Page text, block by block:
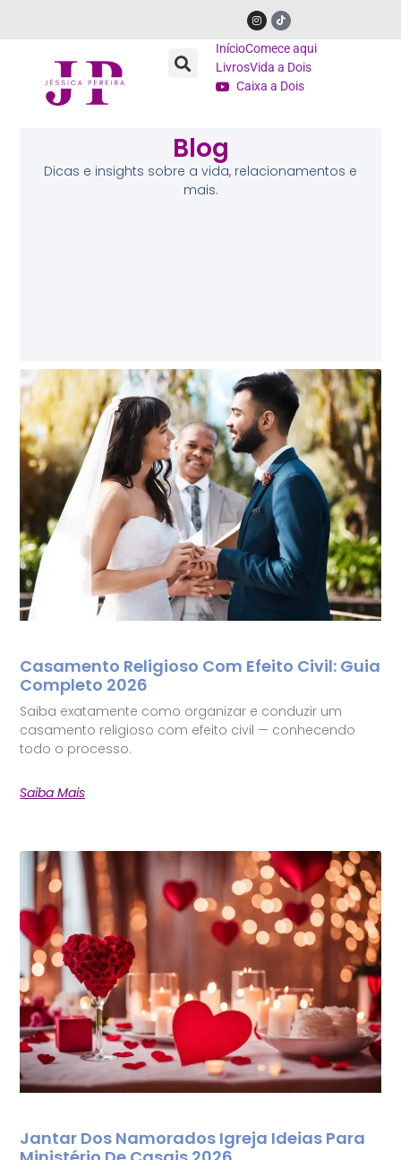
InícioComece aqui
LivrosVida a Dois
Caixa a Dois
Blog
Dicas e insights sobre a vida, relacionamentos e
mais.
Casamento Religioso Com Efeito Civil: Guia
Completo 2026
Saiba exatamente como organizar e conduzir um
casamento religioso com efeito civil — conhecendo
todo o processo.
Saiba Mais
Jantar Dos Namorados Igreja Ideias Para